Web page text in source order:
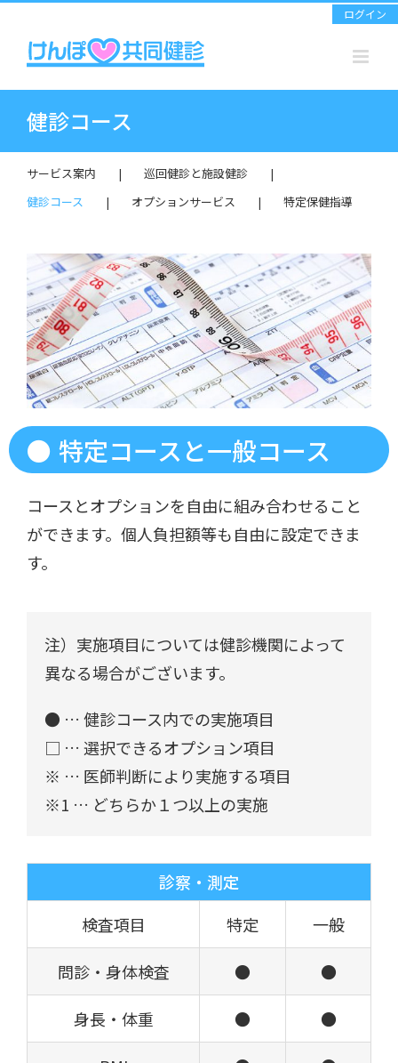
content
ログイン
健診コース
サービス案内
巡回健診と施設健診
健診コース
オプションサービス 特定保健指導
特定コースと一般コース
コースとオプションを自由に組み合わせること
ができます。個人負担額等も自由に設定できま
す。
注）実施項目については健診機関によって
異なる場合がございます。
● … 健診コース内での実施項目
□ … 選択できるオプション項目
※ … 医師判断により実施する項目
※1 … どちらか１つ以上の実施
診察・測定
検査項目
特定 一般
問診・身体検査 ● ●
身長・体重 ● ●